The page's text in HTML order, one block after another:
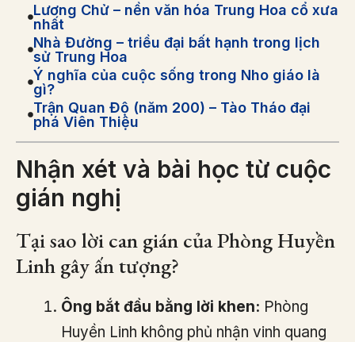
Lương Chử – nền văn hóa Trung Hoa cổ xưa
nhất
Nhà Đường – triều đại bất hạnh trong lịch
sử Trung Hoa
Ý nghĩa của cuộc sống trong Nho giáo là
gì?
Trận Quan Độ (năm 200) – Tào Tháo đại
phá Viên Thiệu
Nhận xét và bài học từ cuộc
gián nghị
Tại sao lời can gián của Phòng Huyền
Linh gây ấn tượng?
Ông bắt đầu bằng lời khen: Phòng
Huyền Linh không phủ nhận vinh quang